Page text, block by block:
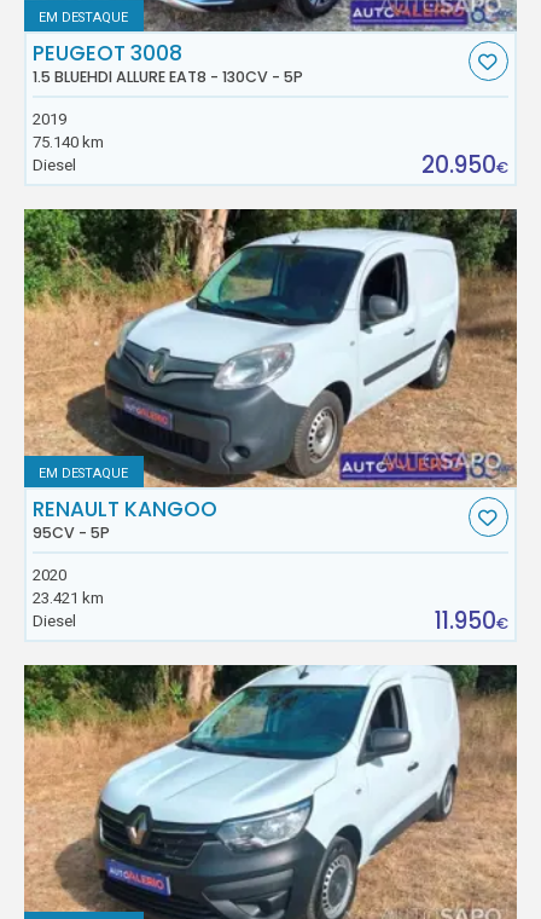
EM DESTAQUE
PEUGEOT 3008
1.5 BLUEHDI ALLURE EAT8 - 130CV - 5P
2019
75.140 km
Diesel
20.950€
EM DESTAQUE
RENAULT KANGOO
95CV - 5P
2020
23.421 km
Diesel
11.950€